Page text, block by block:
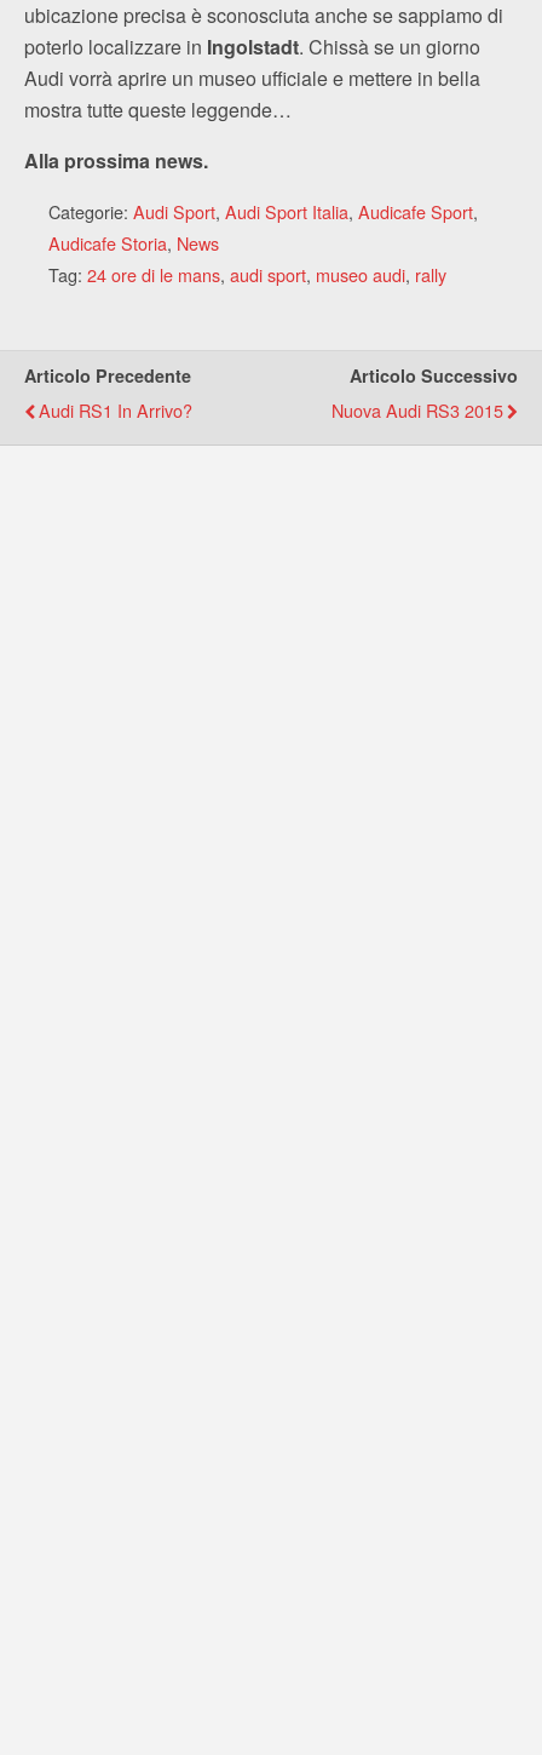
ubicazione precisa è sconosciuta anche se sappiamo di
poterlo localizzare in Ingolstadt. Chissà se un giorno
Audi vorrà aprire un museo ufficiale e mettere in bella
mostra tutte queste leggende…
Alla prossima news.
Categorie: Audi Sport, Audi Sport Italia, Audicafe Sport,
Audicafe Storia, News
Tag: 24 ore di le mans, audi sport, museo audi, rally
Articolo Precedente
Audi RS1 In Arrivo?
Articolo Successivo
Nuova Audi RS3 2015